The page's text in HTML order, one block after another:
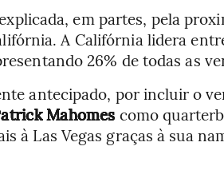
em partes, pela
A Califórnia lidera
26% de todas as
antecipado, por incluir o
Mahomes como
à Las Vegas graças à sua